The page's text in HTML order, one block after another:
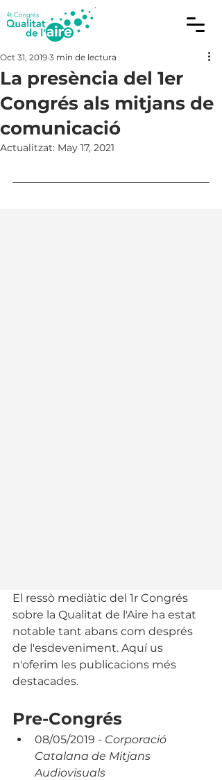
La presència del 1er
Congrés als mitjans de
comunicació
Oct 31, 2019 3 min de lectura
Actualitzat: May 17, 2021
El ressò mediàtic del 1r Congrés
sobre la Qualitat de l'Aire ha estat
notable tant abans com després
de l'esdeveniment. Aquí us
n'oferim les publicacions més
destacades.
Pre-Congrés
08/05/2019 - Corporació
Catalana de Mitjans
Audiovisuals